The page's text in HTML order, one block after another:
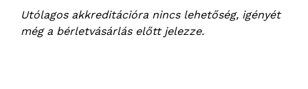
Utólagos akkreditációra nincs lehetőség, igényét
még a bérletvásárlás előtt jelezze.